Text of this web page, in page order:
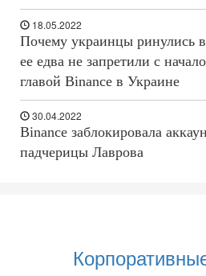
18.05.2022
Почему украинцы ринулись
ее едва не запретили с
главой Binance в Украине
30.04.2022
Binance заблокировала
падчерицы Лаврова